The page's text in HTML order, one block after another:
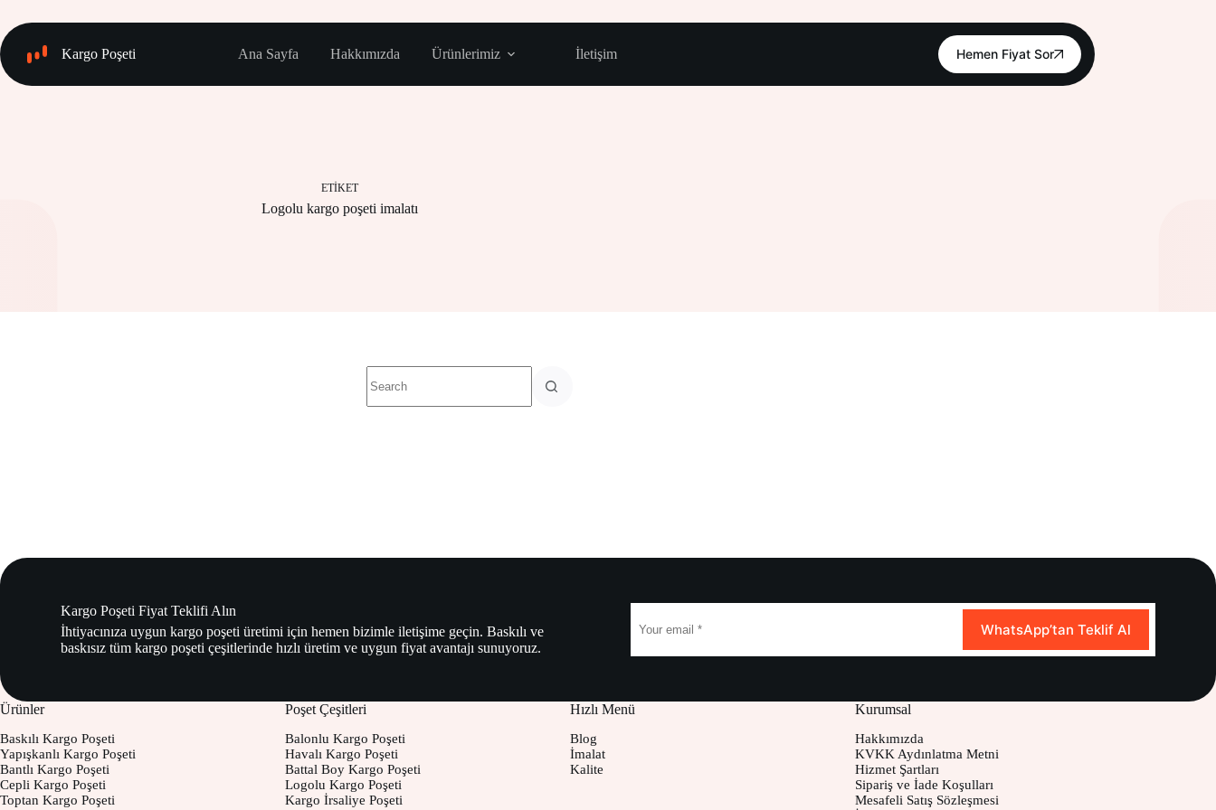
content
Kargo Poşeti
Ana Sayfa Hakkımızda Ürünlerimiz İletişim Hemen Fiyat Sor
ETIKET
Logolu kargo poşeti imalatı
results
Kargo Poşeti Fiyat Teklifi Alın
İhtiyacınıza uygun kargo poşeti üretimi için hemen bizimle iletişime geçin. Baskılı ve
baskısız tüm kargo poşeti çeşitlerinde hızlı üretim ve uygun fiyat avantajı sunuyoruz.
WhatsApp’tan Teklif Al
Ürünler
Baskılı Kargo Poşeti
Yapışkanlı Kargo Poşeti
Bantlı Kargo Poşeti
Cepli Kargo Poşeti
Toptan Kargo Poşeti
Poşet Çeşitleri
Balonlu Kargo Poşeti
Havalı Kargo Poşeti
Battal Boy Kargo Poşeti
Logolu Kargo Poşeti
Kargo İrsaliye Poşeti
Hızlı Menü
Blog
İmalat
Kalite
Kurumsal
Hakkımızda
KVKK Aydınlatma Metni
Hizmet Şartları
Sipariş ve İade Koşulları
Mesafeli Satış Sözleşmesi